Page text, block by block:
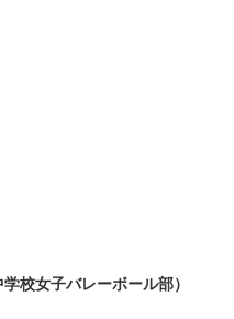
校女子バレーボール部）